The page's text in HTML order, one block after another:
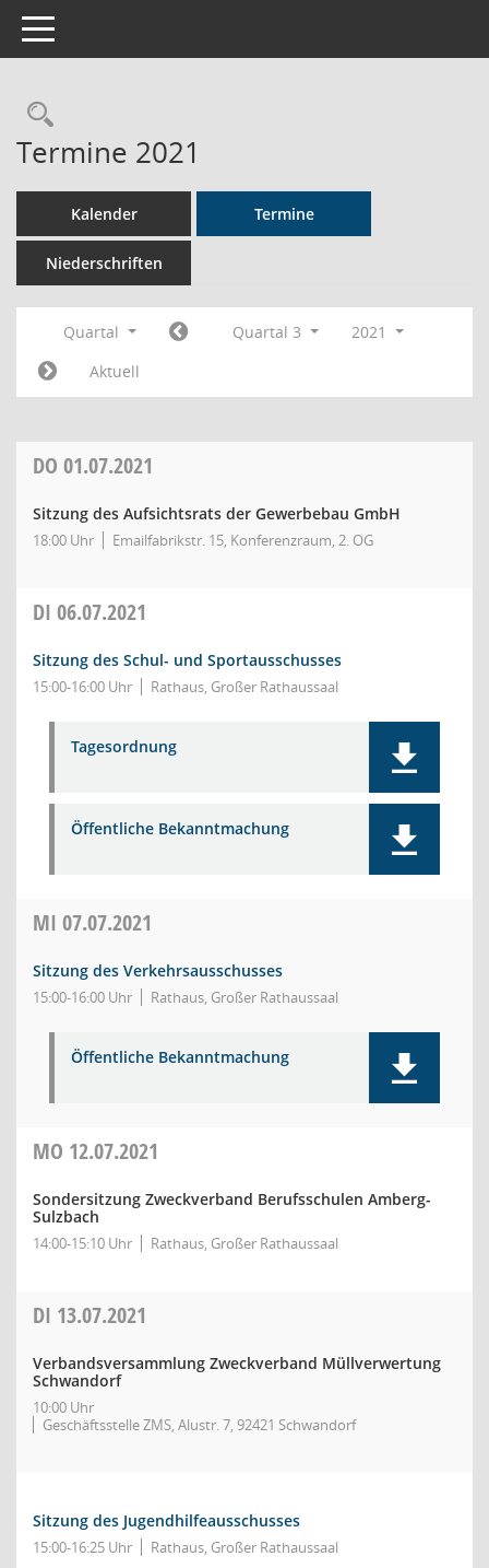
Toggle navigation
Rechercheauswahl
Termine 2021
Kalender Termine
Niederschriften
Quartal Quartal 3
2021
Aktuell
DO 01.07.2021
Sitzung des Aufsichtsrats der Gewerbebau GmbH
18:00 Uhr Emailfabrikstr. 15, Konferenzraum, 2. OG
DI 06.07.2021
Sitzung des Schul- und Sportausschusses
15:00-16:00 Uhr Rathaus, Großer Rathaussaal
Tagesordnung
Öffentliche Bekanntmachung
MI 07.07.2021
Sitzung des Verkehrsausschusses
15:00-16:00 Uhr Rathaus, Großer Rathaussaal
Öffentliche Bekanntmachung
MO 12.07.2021
Sondersitzung Zweckverband Berufsschulen Amberg-
Sulzbach
14:00-15:10 Uhr Rathaus, Großer Rathaussaal
DI 13.07.2021
Verbandsversammlung Zweckverband Müllverwertung
Schwandorf
10:00 Uhr
Geschäftsstelle ZMS, Alustr. 7, 92421 Schwandorf
Sitzung des Jugendhilfeausschusses
15:00-16:25 Uhr Rathaus, Großer Rathaussaal